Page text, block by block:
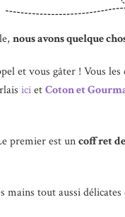
nous avons quelque
et vous gâter ! Vous les
icietCoton et
premier est uncoffret
mains tout aussi délicates